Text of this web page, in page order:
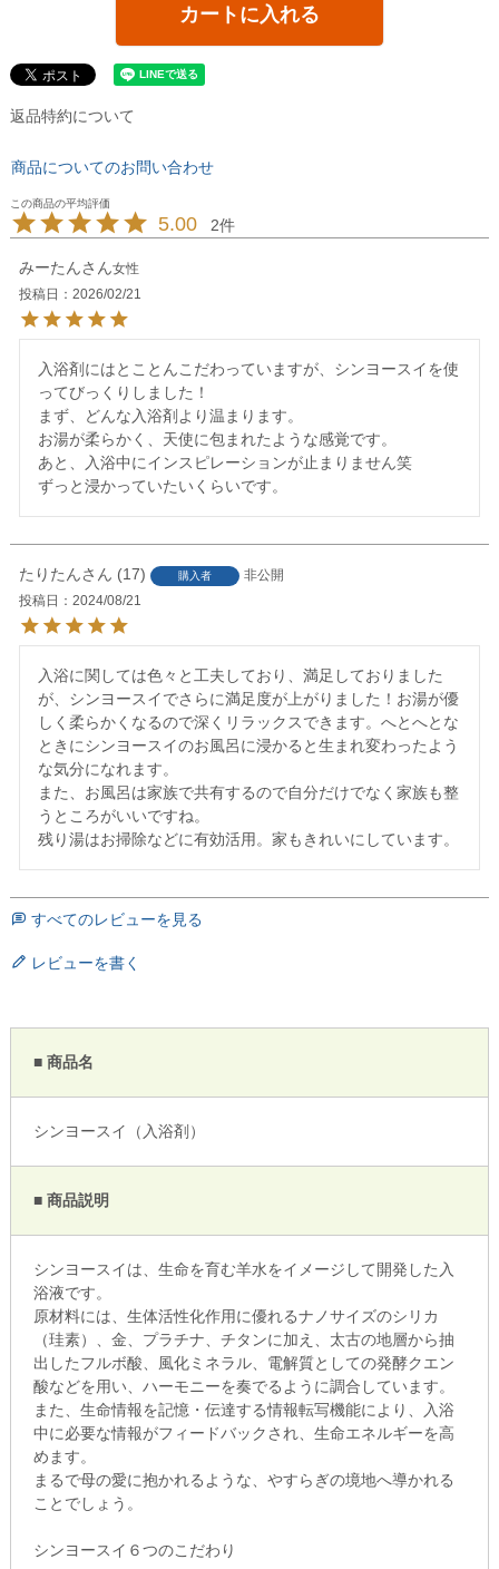
カートに入れる
返品特約について
商品についてのお問い合わせ
5.00 2
みーたん
女性
投稿日
2026/02/21
入浴剤にはとことんこだわっていますが、シンヨースイを使
ってびっくりしました！
まず、どんな入浴剤より温まります。
お湯が柔らかく、天使に包まれたような感覚です。
あと、入浴中にインスピレーションが止まりません笑
ずっと浸かっていたいくらいです。
たりたん 17 購入者
非公開
投稿日
2024/08/21
入浴に関しては色々と工夫しており、満足しておりました
が、シンヨースイでさらに満足度が上がりました！お湯が優
しく柔らかくなるので深くリラックスできます。へとへとな
ときにシンヨースイのお風呂に浸かると生まれ変わったよう
な気分になれます。
また、お風呂は家族で共有するので自分だけでなく家族も整
うところがいいですね。
残り湯はお掃除などに有効活用。家もきれいにしています。
すべてのレビューを見る
レビューを書く
■ 商品名
シンヨースイ（入浴剤）
■ 商品説明
シンヨースイは、生命を育む羊水をイメージして開発した入
浴液です。
原材料には、生体活性化作用に優れるナノサイズのシリカ
（珪素）、金、プラチナ、チタンに加え、太古の地層から抽
出したフルボ酸、風化ミネラル、電解質としての発酵クエン
酸などを用い、ハーモニーを奏でるように調合しています。
また、生命情報を記憶・伝達する情報転写機能により、入浴
中に必要な情報がフィードバックされ、生命エネルギーを高
めます。
まるで母の愛に抱かれるような、やすらぎの境地へ導かれる
ことでしょう。
シンヨースイ６つのこだわり